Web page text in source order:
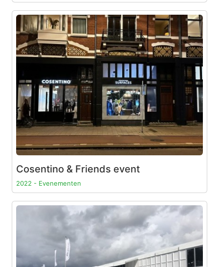
Cosentino & Friends event
2022 - Evenementen